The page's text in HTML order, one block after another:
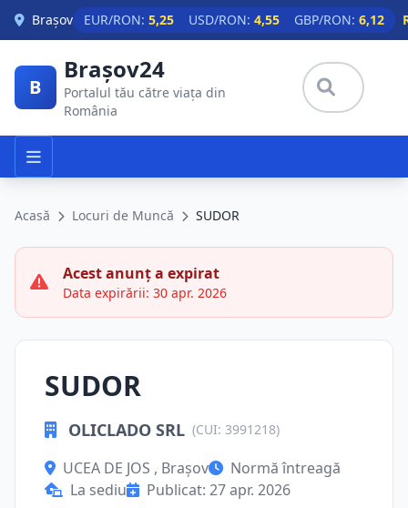
Skip to main content
Brașov EUR/RON: 5,25 USD/RON: 4,55 GBP/RON: 6,12
B
Brașov24
Portalul tău către viața din
România
Acasă Locuri de Muncă SUDOR
Acest anunț a expirat
Data expirării: 30 apr. 2026
SUDOR
OLICLADO SRL (CUI: 3991218)
UCEA DE JOS , Brașov
Normă întreagă
La sediu
Publicat: 27 apr. 2026